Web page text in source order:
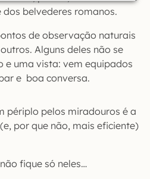
belvederes romanos.
de observação naturais
Alguns deles não se
e uma vista: vem equipados
e boa conversa.
périplo pelos miradouros é a
por que não, mais eficiente)
fique só neles…